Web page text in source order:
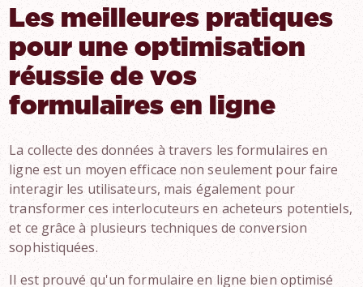
Les meilleures pratiques
pour une optimisation
réussie de vos
formulaires en ligne
La collecte des données à travers les formulaires en
ligne est un moyen efficace non seulement pour faire
interagir les utilisateurs, mais également pour
transformer ces interlocuteurs en acheteurs potentiels,
et ce grâce à plusieurs techniques de conversion
sophistiquées.
Il est prouvé qu'un formulaire en ligne bien optimisé